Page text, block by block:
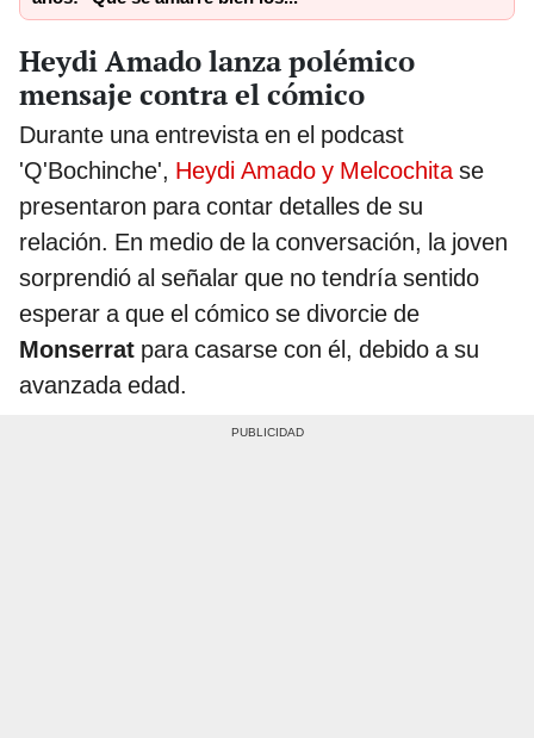
Heydi Amado lanza polémico
mensaje contra el cómico
Durante una entrevista en el podcast
'Q'Bochinche', Heydi Amado y Melcochitase
presentaron para contar detalles de su
relación. En medio de la conversación, la joven
sorprendió al señalar que no tendría sentido
esperar a que el cómico se divorcie de
Monserrat para casarse con él, debido a su
avanzada edad.